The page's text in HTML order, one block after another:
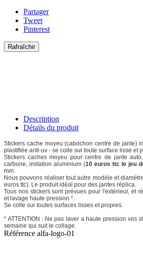
Partager
Tweet
Pinterest
Description
Détails du produit
Stickers cache moyeu (cabochon centre de jante)
plastifiée anti-uv - se colle sur toute surface lisse et
Stickers caches moyeu pour centre de jante
carbone, imitation aluminium (10 euros ttc le jeu
mm.
Nous pouvons réaliser tout autre modèle et
euros ttc). Le produit idéal pour des jantes réplica.
Tous nos stickers sont prévues pour l'extérieur, et
et lavage haute pression *.
Se colle sur toutes surfaces lisses et propres.
* ATTENTION : Ne pas laver a haute pression vos
semaine qui suit le collage.
Référence alfa-logo-01